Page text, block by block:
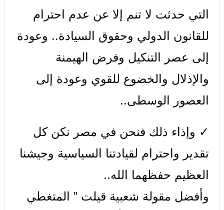
التي حدثت لا تنم إلا عن عدم احترام
للقانون الدولي وحقوق السيادة.. وعودة
إلى عصر التنكيل وفرض الهيمنة
والإذلال والخضوع للقوي وعودة إلى
العصور الوسطى..
✓ وإذاء ذلك فنحن في مصر نكن كل
تقدير واحترام لقيادتنا السياسية وجيشنا
العظيم حفظهما الله..
وأفضل مقولة شعبية قيلت ” المتغطي